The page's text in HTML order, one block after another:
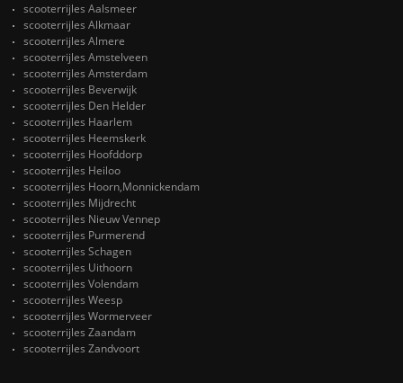
scooterrijles Aalsmeer
scooterrijles Alkmaar
scooterrijles Almere
scooterrijles Amstelveen
scooterrijles Amsterdam
scooterrijles Beverwijk
scooterrijles Den Helder
scooterrijles Haarlem
scooterrijles Heemskerk
scooterrijles Hoofddorp
scooterrijles Heiloo
scooterrijles Hoorn,Monnickendam
scooterrijles Mijdrecht
scooterrijles Nieuw Vennep
scooterrijles Purmerend
scooterrijles Schagen
scooterrijles Uithoorn
scooterrijles Volendam
scooterrijles Weesp
scooterrijles Wormerveer
scooterrijles Zaandam
scooterrijles Zandvoort